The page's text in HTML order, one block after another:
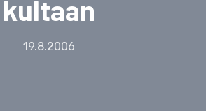
kultaan
19.8.2006